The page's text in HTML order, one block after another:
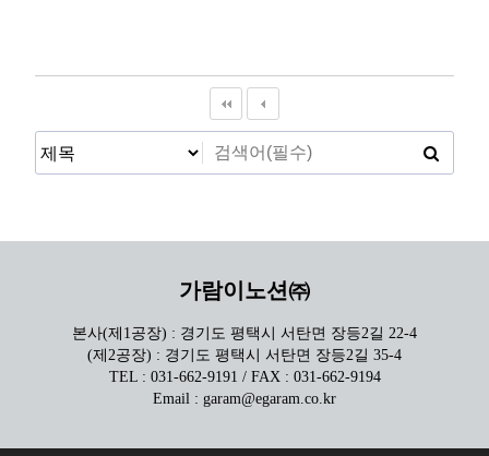
가람이노션㈜
본사(제1공장) : 경기도 평택시 서탄면 장등2길 22-4
(제2공장) : 경기도 평택시 서탄면 장등2길 35-4
TEL : 031-662-9191 / FAX : 031-662-9194
Email : garam@egaram.co.kr